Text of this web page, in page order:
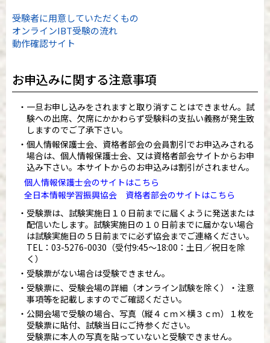
受験者に用意していただくもの
オンラインIBT受験の流れ
動作確認サイト
お申込みに関する注意事項
一旦お申し込みをされますと取り消すことはできません。試
験への出席、欠席にかかわらず受験料の支払い義務が発生致
しますのでご了承下さい。
個人情報保護士会、資格者部会の会員割引でお申込みされる
場合は、個人情報保護士会、又は資格者部会サイトからお申
込み下さい。本サイトからのお申込みは割引がされません。
個人情報保護士会のサイトはこちら
全日本情報学習振興協会 資格者部会のサイトはこちら
受験票は、試験実施日１０日前までに届くように発送または
配信いたします。試験実施日の１０日前までに届かない場合
は試験実施日の５日前までに必ず協会までご連絡ください。
TEL： 03-5276-0030 （受付9:45～18:00：土日／祝日を除
く）
受験票がない場合は受験できません。
受験票に、受験会場の詳細（オンライン試験を除く）・注意
事項等を記載しますのでご確認ください。
公開会場で受験の場合、写真（縦４ｃｍ×横３ｃｍ）１枚を
受験票に貼付、試験当日にご持参ください。
受験票に本人の写真を貼っていないと受験できません。